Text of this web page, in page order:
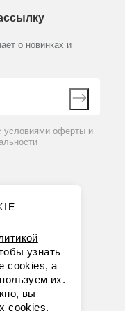
о новинках и
условиями оферты и
08
06
узнать
cookies, а
их.
вы
cookies.